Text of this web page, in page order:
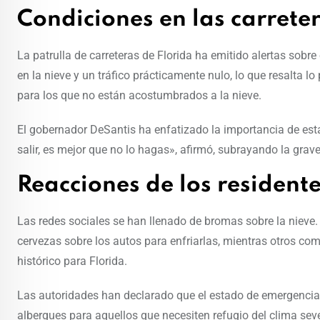
Condiciones en las
La patrulla de carreteras de Florida ha emitido alertas
en la nieve y un tráfico prácticamente nulo, lo que resalta
para los que no están acostumbrados a la nieve.
El gobernador DeSantis ha enfatizado la importancia de
salir, es mejor que no lo hagas», afirmó, subrayando la
Reacciones de los
Las redes sociales se han llenado de bromas sobre la
cervezas sobre los autos para enfriarlas, mientras otros
histórico para Florida.
Las autoridades han declarado que el estado de
albergues para aquellos que necesiten refugio del clima